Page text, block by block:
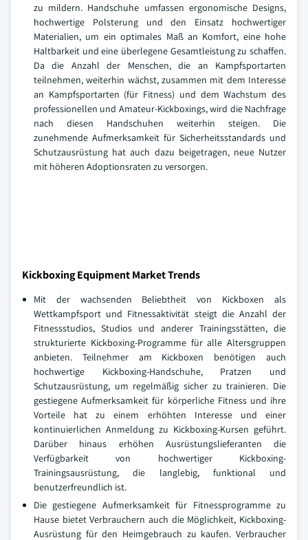
zu mildern. Handschuhe umfassen ergonomische Designs,
hochwertige Polsterung und den Einsatz hochwertiger
Materialien, um ein optimales Maß an Komfort, eine hohe
Haltbarkeit und eine überlegene Gesamtleistung zu schaffen.
Da die Anzahl der Menschen, die an Kampfsportarten
teilnehmen, weiterhin wächst, zusammen mit dem Interesse
an Kampfsportarten (für Fitness) und dem Wachstum des
professionellen und Amateur-Kickboxings, wird die Nachfrage
nach diesen Handschuhen weiterhin steigen. Die
zunehmende Aufmerksamkeit für Sicherheitsstandards und
Schutzausrüstung hat auch dazu beigetragen, neue Nutzer
mit höheren Adoptionsraten zu versorgen.
Kickboxing Equipment Market Trends
Mit der wachsenden Beliebtheit von Kickboxen als
Wettkampfsport und Fitnessaktivität steigt die Anzahl der
Fitnessstudios, Studios und anderer Trainingsstätten, die
strukturierte Kickboxing-Programme für alle Altersgruppen
anbieten. Teilnehmer am Kickboxen benötigen auch
hochwertige Kickboxing-Handschuhe, Pratzen und
Schutzausrüstung, um regelmäßig sicher zu trainieren. Die
gestiegene Aufmerksamkeit für körperliche Fitness und ihre
Vorteile hat zu einem erhöhten Interesse und einer
kontinuierlichen Anmeldung zu Kickboxing-Kursen geführt.
Darüber hinaus erhöhen Ausrüstungslieferanten die
Verfügbarkeit von hochwertiger Kickboxing-
Trainingsausrüstung, die langlebig, funktional und
benutzerfreundlich ist.
Die gestiegene Aufmerksamkeit für Fitnessprogramme zu
Hause bietet Verbrauchern auch die Möglichkeit, Kickboxing-
Ausrüstung für den Heimgebrauch zu kaufen. Verbraucher